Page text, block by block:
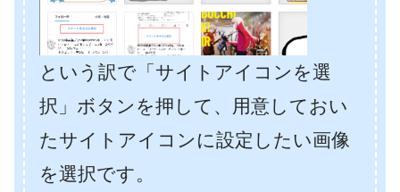
という訳で「サイトアイコンを選
択」ボタンを押して、用意しておい
たサイトアイコンに設定したい画像
を選択です。